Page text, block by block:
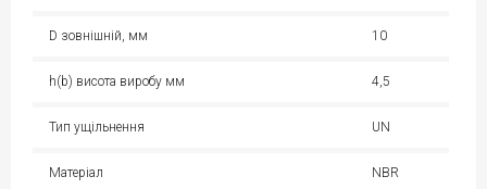
D зовнішній, мм 10
h(b) висота виробу мм 4,5
Тип ущільнення UN
Матеріал NBR